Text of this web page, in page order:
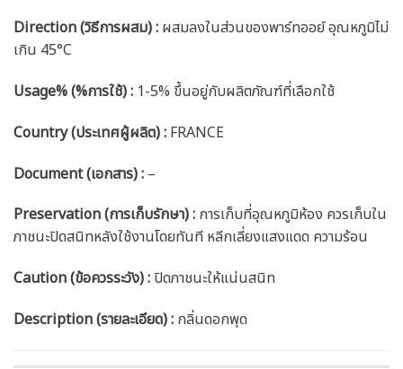
Direction (วิธีการผสม) : ผสมลงในส่วนของพาร์ทออย์ อุณหภูมิไม่
เกิน 45°C
Usage% (%การใช้) : 1-5% ขึ้นอยู่กับผลิตภัณฑ์ที่เลือกใช้
Country (ประเทศผู้ผลิต) : FRANCE
Document (เอกสาร) : –
Preservation (การเก็บรักษา) : การเก็บที่อุณหภูมิห้อง ควรเก็บใน
ภาชนะปิดสนิทหลังใช้งานโดยทันที หลีกเลี่ยงแสงแดด ความร้อน
Caution(ข้อควรระวัง) :ปิดภาชนะให้แน่นสนิท
Description (รายละเอียด): กลิ่นดอกพุด